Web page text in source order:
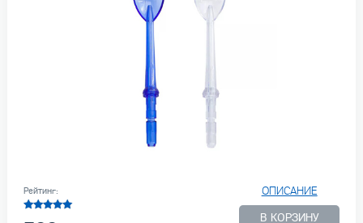
ОПИСАНИЕ
В КОРЗИНУ
Рейтинг: